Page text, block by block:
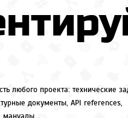
любого проекта: технические
документы, API references,